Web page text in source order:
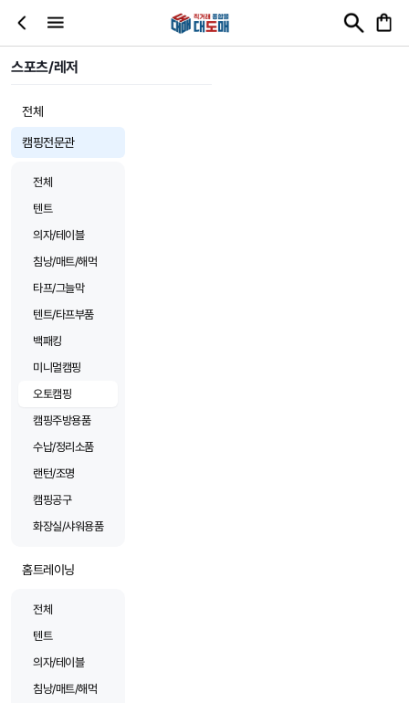
스포츠/레저
전체
캠핑전문관
전체
텐트
의자/테이블
침낭/매트/해먹
타프/그늘막
텐트/타프부품
백패킹
미니멀캠핑
오토캠핑
캠핑주방용품
수납/정리소품
랜턴/조명
캠핑공구
화장실/샤워용품
홈트레이닝
전체
텐트
의자/테이블
침낭/매트/해먹